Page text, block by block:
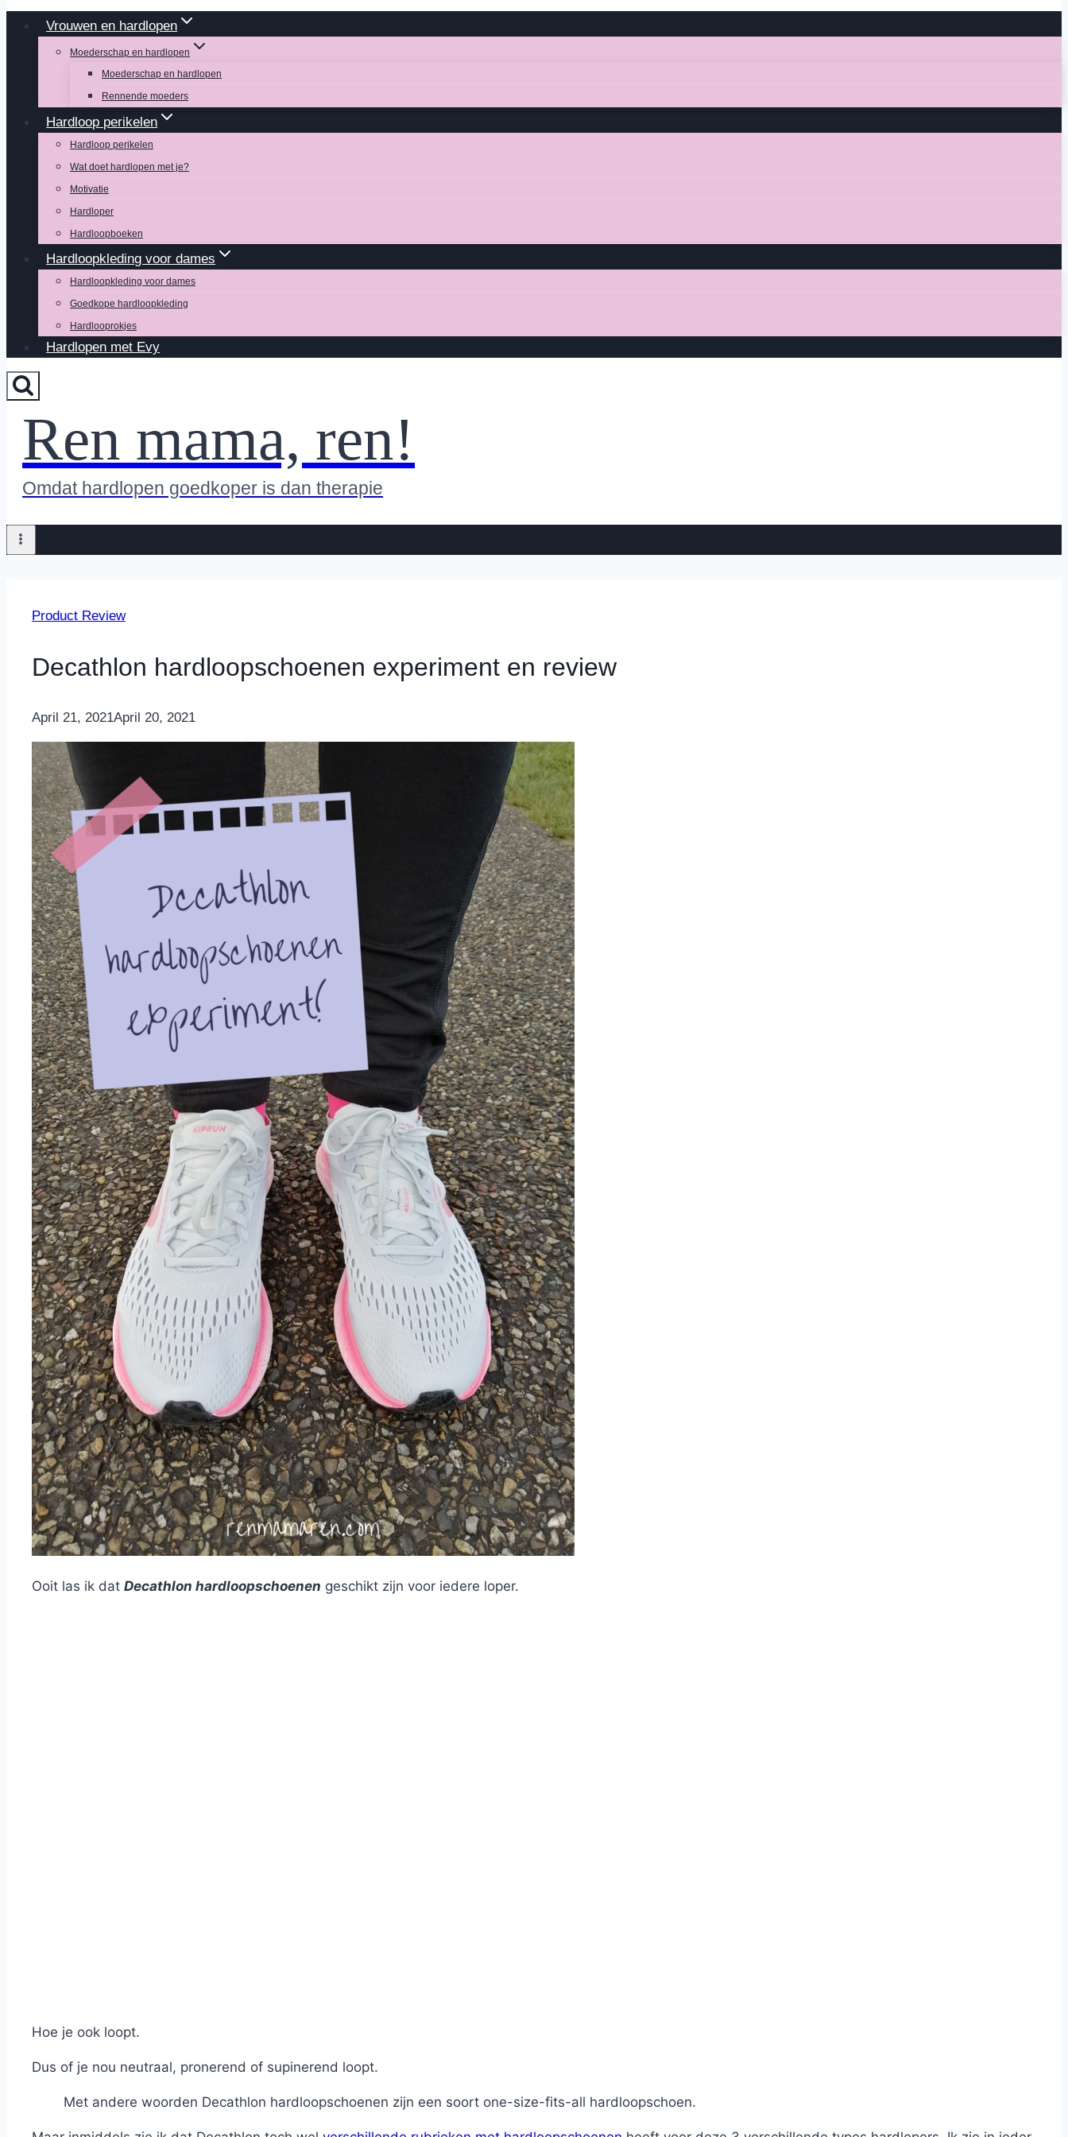
Vrouwen en hardlopen
Moederschap en hardlopen
Moederschap en hardlopen
Rennende moeders
Hardloop perikelen
Hardloop perikelen
Wat doet hardlopen met je?
Motivatie
Hardloper
Hardloopboeken
Hardloopkleding voor dames
Hardloopkleding voor dames
Goedkope hardloopkleding
Hardlooprokjes
Hardlopen met Evy
Ren mama, ren!
Omdat hardlopen goedkoper is dan therapie
Product Review
Decathlon hardloopschoenen experiment en review
ByNicole
April 21, 2021April 20, 2021
Ooit las ik dat Decathlon hardloopschoenen geschikt zijn voor iedere loper.
Hoe je ook loopt.
Dus of je nou neutraal, pronerend of supinerend loopt.
Met andere woorden Decathlon hardloopschoenen zijn een soort one-size-fits-all hardloopschoen.